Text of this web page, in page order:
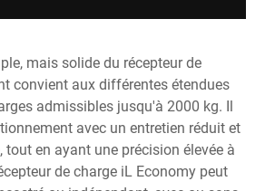
mais solide du récepteur de
convient aux différentes étendues
admissibles jusqu'à 2000 kg. Il
avec un entretien réduit et
tout en ayant une précision élevée à
de charge iL Economy peut